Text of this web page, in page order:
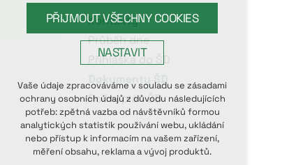
Kontakty
Průběh dne
Přihláška do ŠD
Dokumenty ŠD
Roční plán ŠD
PŘIJMOUT VŠECHNY COOKIES
NASTAVIT
Technická cookies
nutná pro provozování webu
udržení kontextu stránek (session):
případná přihlášení, volby jazyka, apod.
Volitelná cookies
Vaše údaje zpracováváme v souladu se zásadami
ochrany osobních údajů z důvodu následujících
potřeb: zpětná vazba od návštěvníků formou
analytických statistik používání webu, ukládání
nebo přístup k informacím na vašem zařízení,
měření obsahu, reklama a vývoj produktů.